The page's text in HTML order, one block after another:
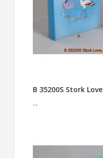
B 35200S Stork Love
--